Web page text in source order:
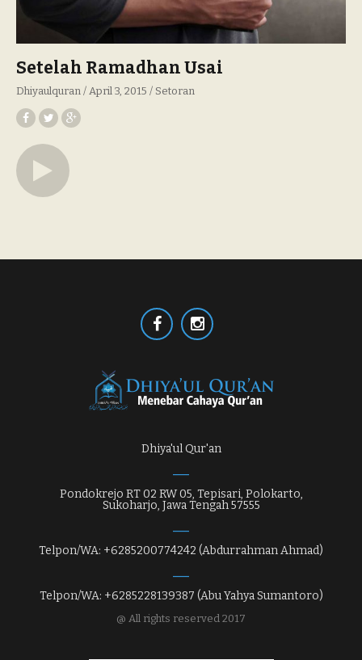
Setelah Ramadhan Usai
Dhiyaulquran April 3, 2015 Setoran
Dhiya'ul Qur'an
Pondokrejo RT 02 RW 05, Tepisari, Polokarto,
Sukoharjo, Jawa Tengah 57555
Telpon/WA: +6285200774242 (Abdurrahman Ahmad)
Telpon/WA: +6285228139387 (Abu Yahya Sumantoro)
@ All rights reserved 2017